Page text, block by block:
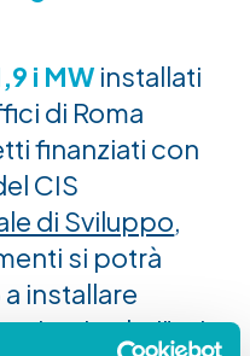
i MW installati
di Roma
finanziati con
CIS
di Sviluppo,
si potrà
installare
solari”, si